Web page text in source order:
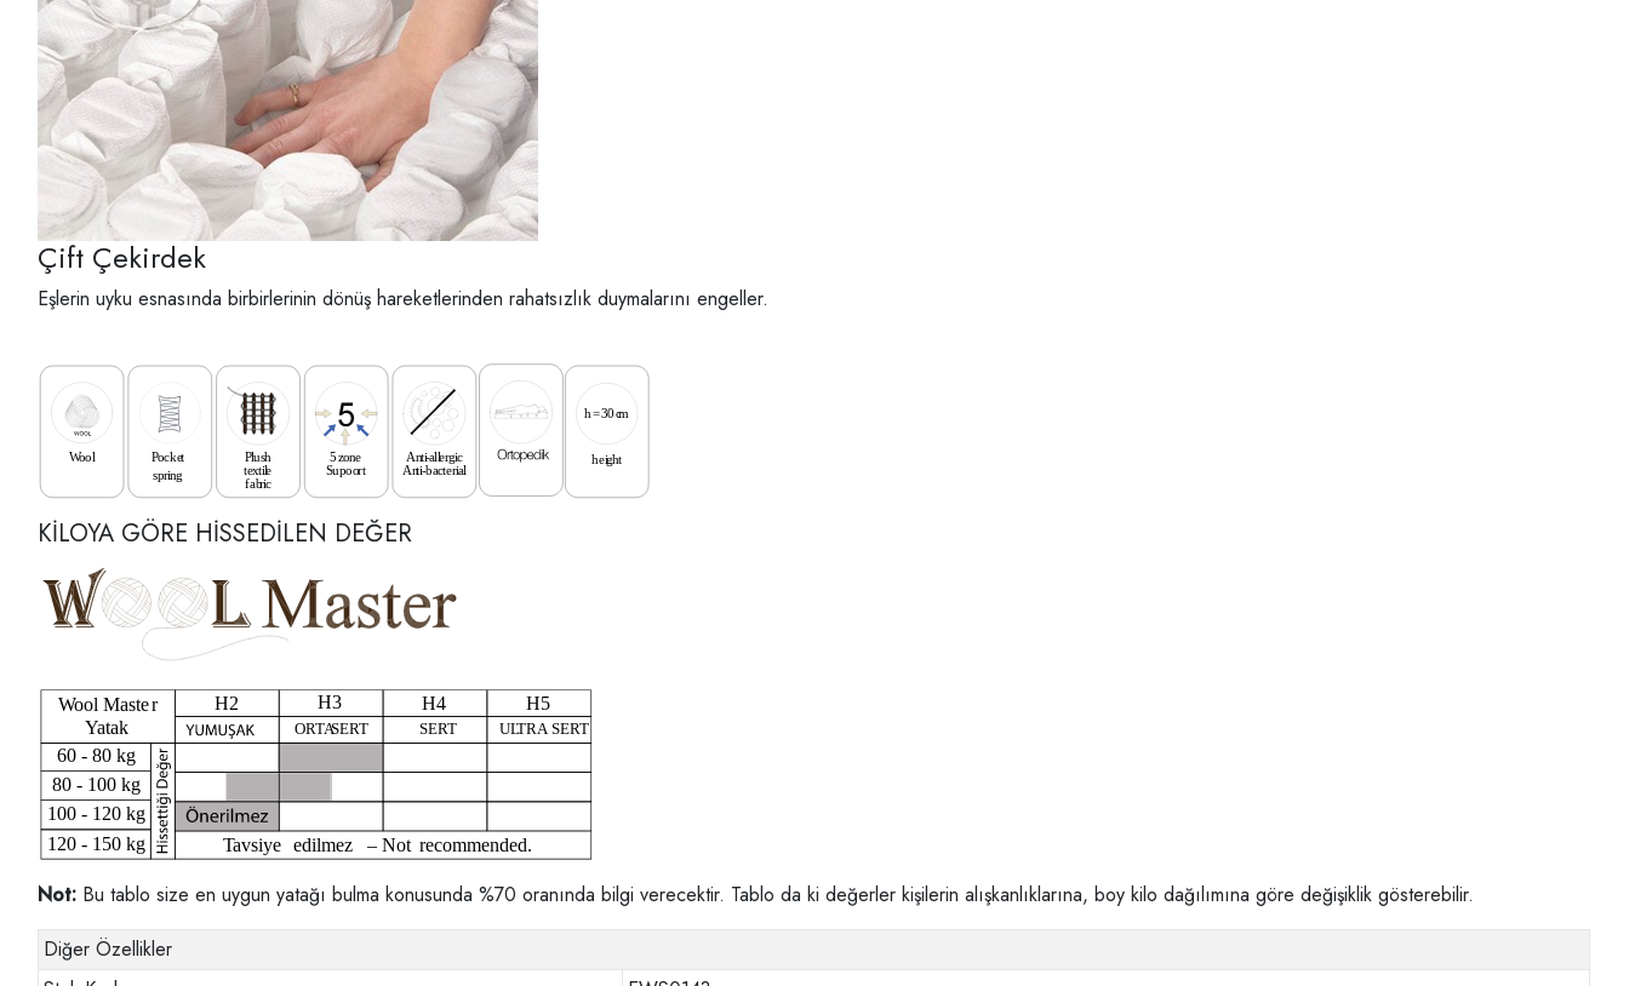
Çift Çekirdek
Eşlerin uyku esnasında birbirlerinin dönüş hareketlerinden rahatsızlık duymalarını engeller.
KİLOYA GÖRE HİSSEDİLEN DEĞER
Not: Bu tablo size en uygun yatağı bulma konusunda %70 oranında bilgi verecektir. Tablo da ki değerler kişilerin alışkanlıklarına, boy kilo dağılımına göre değişiklik gösterebilir.
Diğer Özellikler